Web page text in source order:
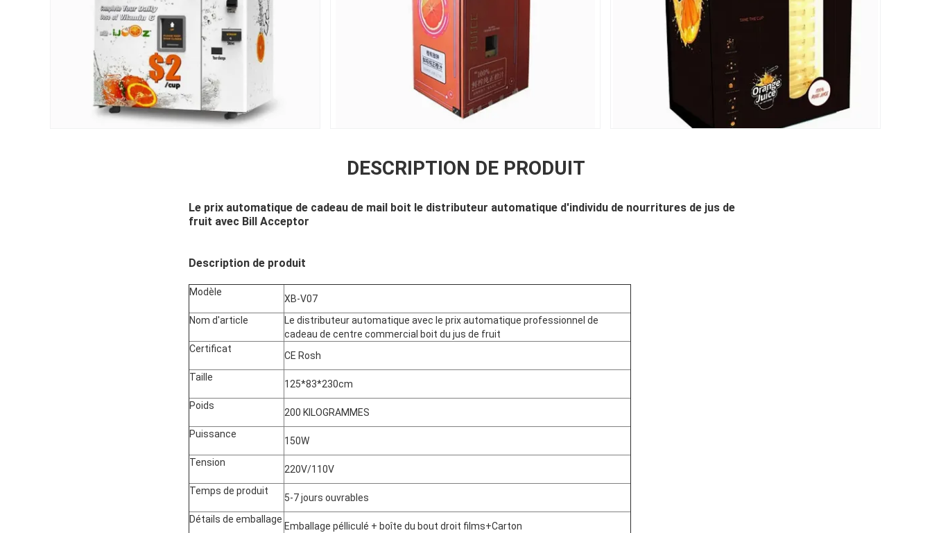
DESCRIPTION DE PRODUIT
Le prix automatique de cadeau de mail boit le distributeur automatique d'individu de nourritures de jus de
fruit avec Bill Acceptor
Description de produit
Modèle
XB-V07
Nom d'article
Le distributeur automatique avec le prix automatique professionnel de
cadeau de centre commercial boit du jus de fruit
Certificat
CE Rosh
Taille
125*83*230cm
Poids
200 KILOGRAMMES
Puissance
150W
Tension
220V/110V
Temps de produit
5-7 jours ouvrables
Détails de emballage
Emballage pélliculé + boîte du bout droit films+Carton